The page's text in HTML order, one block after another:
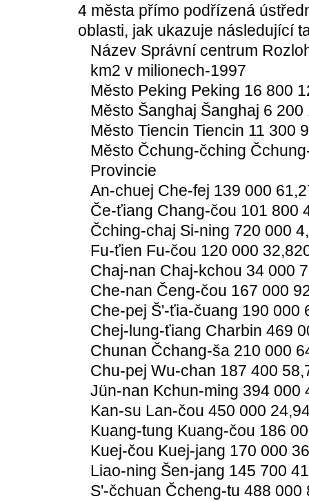
4 města přímo podřízená
oblasti, jak ukazuje následující
Název Správní centrum
km2 v milionech-1997
Město Peking Peking 16 800
Město Šanghaj Šanghaj 6 200
Město Tiencin Tiencin 11 300
Město Čchung-čching
Provincie
An-chuej Che-fej 139 000
Če-ťiang Chang-čou 101 800
Čching-chaj Si-ning 720 000
Fu-ťien Fu-čou 120 000
Chaj-nan Chaj-kchou 34 000
Che-nan Čeng-čou 167 000
Che-pej Š'-ťia-čuang 190 000
Chej-lung-ťiang Charbin 469
Chunan Čchang-ša 210 000
Chu-pej Wu-chan 187 400
Jün-nan Kchun-ming 394 000
Kan-su Lan-čou 450 000
Kuang-tung Kuang-čou 186
Kuej-čou Kuej-jang 170 000
Liao-ning Šen-jang 145 700
S'-čchuan Čcheng-tu 488 000